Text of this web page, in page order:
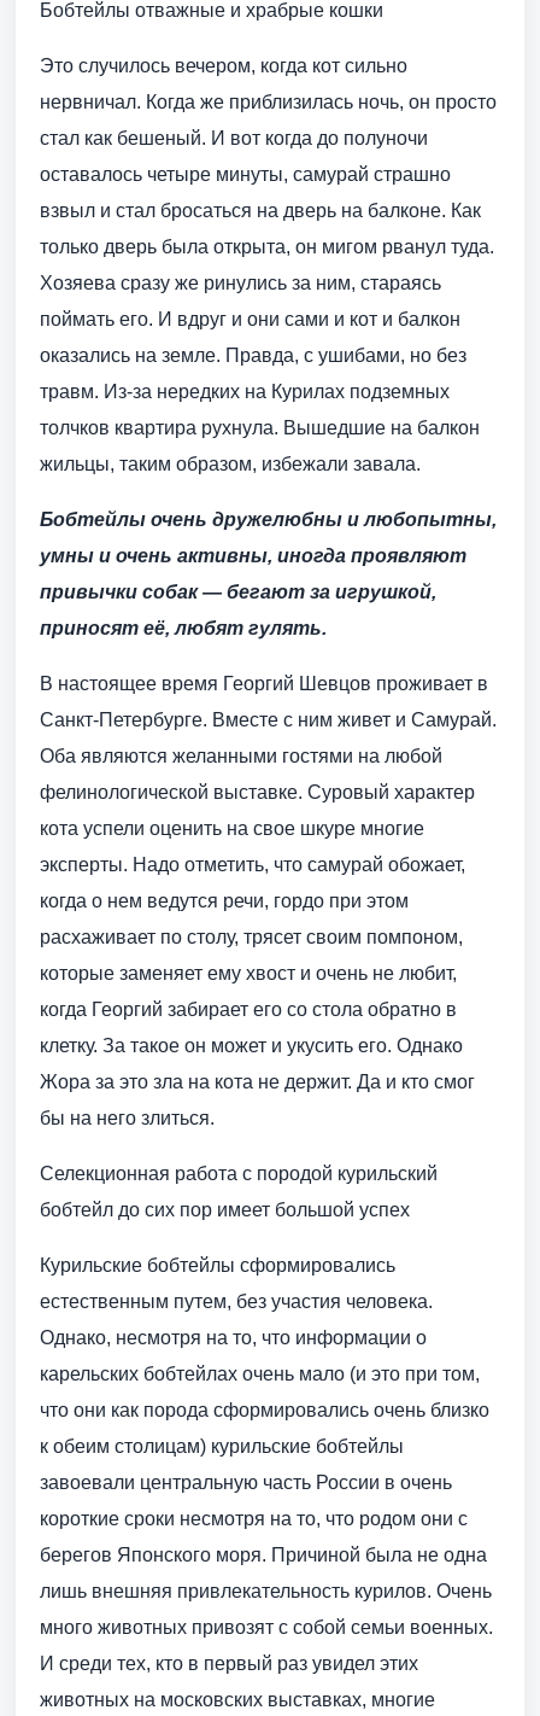
Бобтейлы отважные и храбрые кошки
Это случилось вечером, когда кот сильно
нервничал. Когда же приблизилась ночь, он просто
стал как бешеный. И вот когда до полуночи
оставалось четыре минуты, самурай страшно
взвыл и стал бросаться на дверь на балконе. Как
только дверь была открыта, он мигом рванул туда.
Хозяева сразу же ринулись за ним, стараясь
поймать его. И вдруг и они сами и кот и балкон
оказались на земле. Правда, с ушибами, но без
травм. Из-за нередких на Курилах подземных
толчков квартира рухнула. Вышедшие на балкон
жильцы, таким образом, избежали завала.
Бобтейлы очень дружелюбны и любопытны,
умны и очень активны, иногда проявляют
привычки собак — бегают за игрушкой,
приносят её, любят гулять.
В настоящее время Георгий Шевцов проживает в
Санкт-Петербурге. Вместе с ним живет и Самурай.
Оба являются желанными гостями на любой
фелинологической выставке. Суровый характер
кота успели оценить на свое шкуре многие
эксперты. Надо отметить, что самурай обожает,
когда о нем ведутся речи, гордо при этом
расхаживает по столу, трясет своим помпоном,
которые заменяет ему хвост и очень не любит,
когда Георгий забирает его со стола обратно в
клетку. За такое он может и укусить его. Однако
Жора за это зла на кота не держит. Да и кто смог
бы на него злиться.
Селекционная работа с породой курильский
бобтейл до сих пор имеет большой успех
Курильские бобтейлы сформировались
естественным путем, без участия человека.
Однако, несмотря на то, что информации о
карельских бобтейлах очень мало (и это при том,
что они как порода сформировались очень близко
к обеим столицам) курильские бобтейлы
завоевали центральную часть России в очень
короткие сроки несмотря на то, что родом они с
берегов Японского моря. Причиной была не одна
лишь внешняя привлекательность курилов. Очень
много животных привозят с собой семьи военных.
И среди тех, кто в первый раз увидел этих
животных на московских выставках, многие